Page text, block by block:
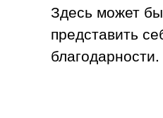
Здесь может
представить
благодарности.